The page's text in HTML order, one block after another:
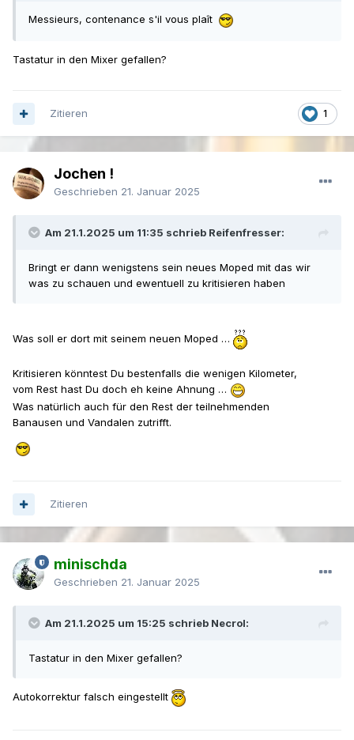
Messieurs, contenance s'il vous plaît
Tastatur in den Mixer gefallen?
1
Zitieren
Jochen !
Geschrieben 21. Januar 2025
Am 21.1.2025 um 11:35 schrieb Reifenfresser:
Bringt er dann wenigstens sein neues Moped mit das wir
was zu schauen und ewentuell zu kritisieren haben
Was soll er dort mit seinem neuen Moped …
Kritisieren könntest Du bestenfalls die wenigen Kilometer,
vom Rest hast Du doch eh keine Ahnung …
Was natürlich auch für den Rest der teilnehmenden
Banausen und Vandalen zutrifft.
Zitieren
minischda
Geschrieben 21. Januar 2025
Am 21.1.2025 um 15:25 schrieb Necrol:
Tastatur in den Mixer gefallen?
Autokorrektur falsch eingestellt